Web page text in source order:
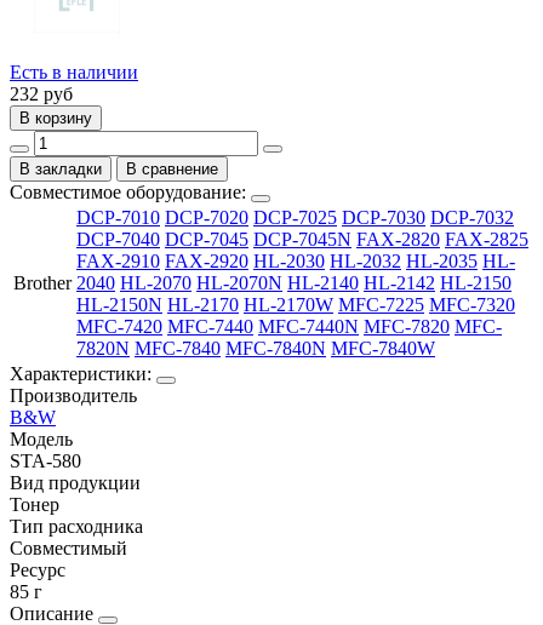
Есть в наличии
232 руб
В корзину
В закладки В сравнение
Совместимое оборудование:
Brother
DCP-7010 DCP-7020 DCP-7025 DCP-7030 DCP-7032
DCP-7040 DCP-7045 DCP-7045N FAX-2820 FAX-2825
FAX-2910 FAX-2920 HL-2030 HL-2032 HL-2035 HL-
2040 HL-2070 HL-2070N HL-2140 HL-2142 HL-2150
HL-2150N HL-2170 HL-2170W MFC-7225 MFC-7320
MFC-7420 MFC-7440 MFC-7440N MFC-7820 MFC-
7820N MFC-7840 MFC-7840N MFC-7840W
Характеристики:
Производитель
B&W
Модель
STA-580
Вид продукции
Тонер
Тип расходника
Совместимый
Ресурс
85 г
Описание